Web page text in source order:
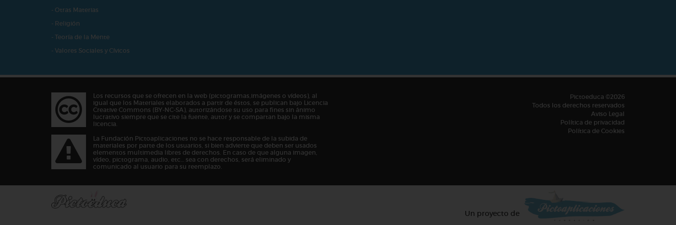
- Otras Materias
- Religión
- Teoría de la Mente
- Valores Sociales y Cívicos
Los recursos que se ofrecen en la web (pictogramas,imágenes o vídeos), al
igual que los Materiales elaborados a partir de éstos, se publican bajo Licencia
Creative Commons (BY-NC-SA), autorizándose su uso para fines sin ánimo
lucrativo siempre que se cite la fuente, autor y se compartan bajo la misma
licencia.
La Fundación Pictoaplicaciones no se hace responsable de la subida de
materiales por parte de los usuarios, si bien advierte que deben ser usados
elementos multimedia libres de derechos. En caso de que alguna imagen,
vídeo, pictograma, audio, etc… sea con derechos, será eliminado y
comunicado al usuario para su reemplazo.
Pictoeduca ©2026
Todos los derechos reservados
Aviso Legal
Política de privacidad
Política de Cookies
Un proyecto de